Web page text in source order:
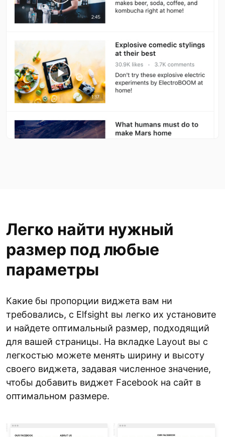
Легко найти нужный
размер под любые
параметры
Какие бы пропорции виджета вам ни
требовались, с Elfsight вы легко их установите
и найдете оптимальный размер, подходящий
для вашей страницы. На вкладке Layout вы с
легкостью можете менять ширину и высоту
своего виджета, задавая численное значение,
чтобы добавить виджет Facebook на сайт в
оптимальном размере.